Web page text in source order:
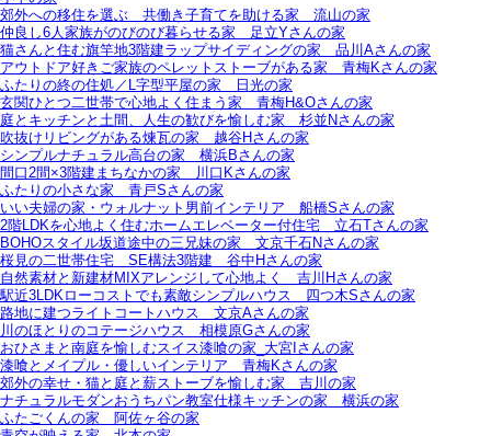
郊外への移住を選ぶ＿共働き子育てを助ける家＿流山の家
仲良し6人家族がのびのび暮らせる家＿足立Yさんの家
猫さんと住む旗竿地3階建ラップサイディングの家＿品川Aさんの家
アウトドア好きご家族のペレットストーブがある家＿青梅Kさんの家
ふたりの終の住処／L字型平屋の家＿日光の家
玄関ひとつ二世帯で心地よく住まう家＿青梅H&Oさんの家
庭とキッチンと土間、人生の歓びを愉しむ家＿杉並Nさんの家
吹抜けリビングがある煉瓦の家＿越谷Hさんの家
シンプルナチュラル高台の家＿横浜Bさんの家
間口2間×3階建まちなかの家＿川口Kさんの家
ふたりの小さな家＿青戸Sさんの家
いい夫婦の家・ウォルナット男前インテリア＿船橋Sさんの家
2階LDKを心地よく住むホームエレベーター付住宅＿立石Tさんの家
BOHOスタイル坂道途中の三兄妹の家＿文京千石Nさんの家
桜見の二世帯住宅＿SE構法3階建＿谷中Hさんの家
自然素材と新建材MIXアレンジして心地よく＿吉川Hさんの家
駅近3LDKローコストでも素敵シンプルハウス＿四つ木Sさんの家
路地に建つライトコートハウス＿文京Aさんの家
川のほとりのコテージハウス＿相模原Gさんの家
おひさまと南庭を愉しむスイス漆喰の家_大宮Iさんの家
漆喰とメイプル・優しいインテリア＿青梅Kさんの家
郊外の幸せ・猫と庭と薪ストーブを愉しむ家＿吉川の家
ナチュラルモダンおうちパン教室仕様キッチンの家＿横浜の家
ふたごくんの家＿阿佐ヶ谷の家